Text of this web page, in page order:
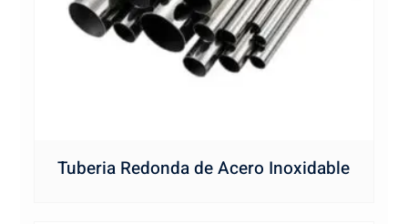
Tuberia Redonda de Acero Inoxidable